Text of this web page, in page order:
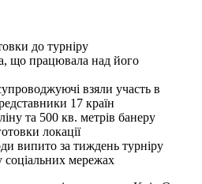
до турніру
що працювала над його
взяли участь в
17 країн
та 500 кв. метрів банеру
локації
випито за тиждень турніру
соціальних мережах